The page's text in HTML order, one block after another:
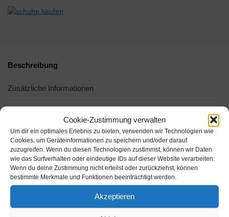
Cookie-Zustimmung verwalten
Um dir ein optimales Erlebnis zu bieten, verwenden wir Technologien wie
Cookies, um Geräteinformationen zu speichern und/oder darauf
zuzugreifen. Wenn du diesen Technologien zustimmst, können wir Daten
wie das Surfverhalten oder eindeutige IDs auf dieser Website verarbeiten.
Wenn du deine Zustimmung nicht erteilst oder zurückziehst, können
bestimmte Merkmale und Funktionen beeinträchtigt werden.
Akzeptieren
Beschreibung
Zusätzliche Informationen